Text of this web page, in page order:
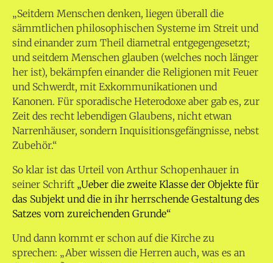
„Seitdem Menschen denken, liegen überall die
sämmtlichen philosophischen Systeme im Streit und
sind einander zum Theil diametral entgegengesetzt;
und seitdem Menschen glauben (welches noch länger
her ist), bekämpfen einander die Religionen mit Feuer
und Schwerdt, mit Exkommunikationen und
Kanonen. Für sporadische Heterodoxe aber gab es, zur
Zeit des recht lebendigen Glaubens, nicht etwan
Narrenhäuser, sondern Inquisitionsgefängnisse, nebst
Zubehör.“
So klar ist das Urteil von Arthur Schopenhauer in
seiner Schrift „Ueber die zweite Klasse der Objekte für
das Subjekt und die in ihr herrschende Gestaltung des
Satzes vom zureichenden Grunde“
Und dann kommt er schon auf die Kirche zu
sprechen: „Aber wissen die Herren auch, was es an